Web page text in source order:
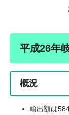
平成26年
概況
輸出額は